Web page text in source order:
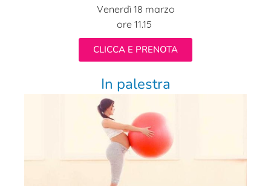
Venerdì 18 marzo
ore 11.15
CLICCA E PRENOTA
In palestra